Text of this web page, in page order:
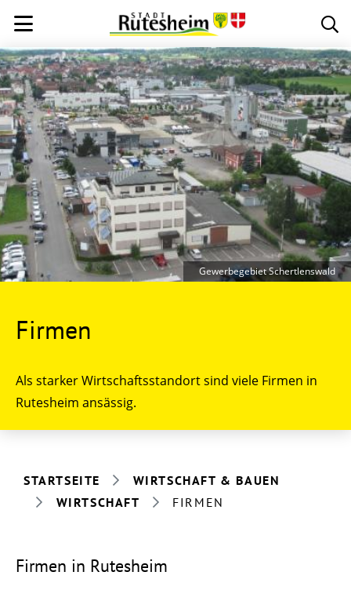
Firmen
Als starker Wirtschaftsstandort sind viele Firmen in
Rutesheim ansässig.
Gewerbegebiet Schertlenswald
STARTSEITE
WIRTSCHAFT & BAUEN
WIRTSCHAFT
FIRMEN
Firmen in Rutesheim